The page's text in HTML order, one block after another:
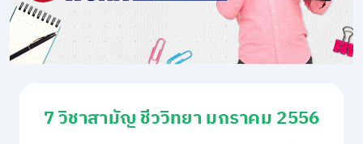
7 วิชาสามัญ ชีววิทยา มกราคม 2556